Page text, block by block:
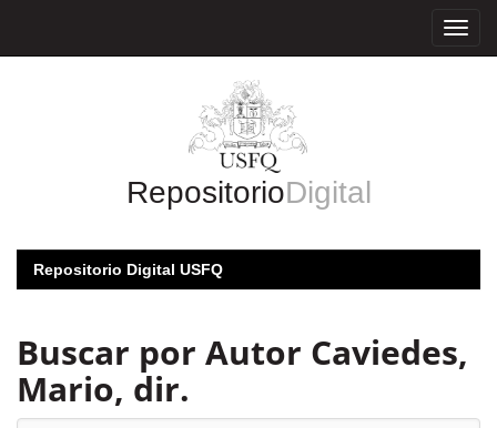
RepositorioDigital
Repositorio Digital USFQ
Buscar por Autor Caviedes,
Mario, dir.